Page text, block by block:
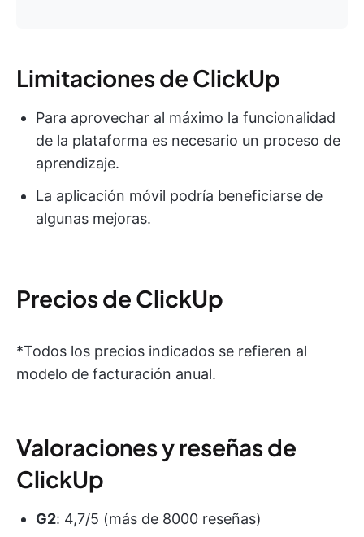
Limitaciones de ClickUp
Para aprovechar al máximo la funcionalidad
de la plataforma es necesario un proceso de
aprendizaje.
La aplicación móvil podría beneficiarse de
algunas mejoras.
Precios de ClickUp
*Todos los precios indicados se refieren al
modelo de facturación anual.
Valoraciones y reseñas de
ClickUp
G2: 4,7/5 (más de 8000 reseñas)